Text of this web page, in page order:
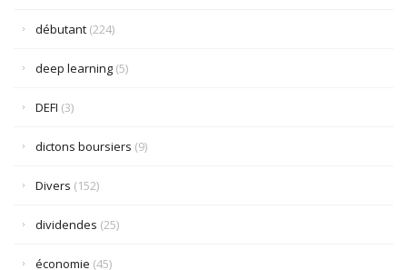
débutant (224)
deep learning (5)
DEFI (3)
dictons boursiers (9)
Divers (152)
dividendes (25)
économie (45)